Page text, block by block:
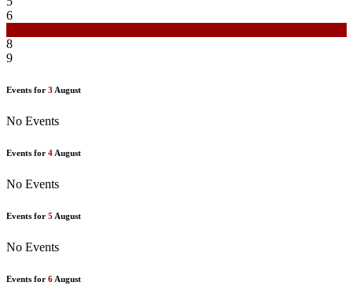
6
8
9
Events for 3 August
No Events
Events for 4 August
No Events
Events for 5 August
No Events
Events for 6 August